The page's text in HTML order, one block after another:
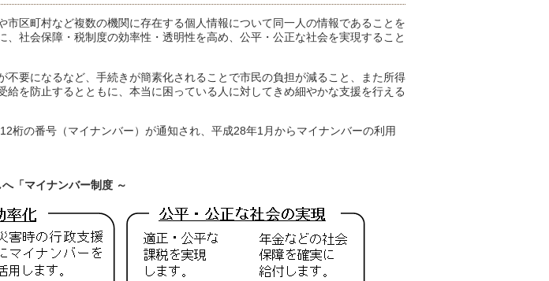
区町村など複数の機関に存在する個人情報について同一人の情報であることを
社会保障・税制度の効率性・透明性を高め、公平・公正な社会を実現すること
要になるなど、手続きが簡素化されることで市民の負担が減ること、また所得
を防止するとともに、本当に困っている人に対してきめ細やかな支援を行える
の番号（マイナンバー）が通知され、平成28年1月からマイナンバーの利用
「マイナンバー制度 ～